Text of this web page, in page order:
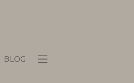
BLOG